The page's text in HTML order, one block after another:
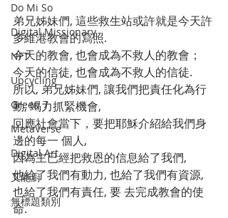
Do Mi So
Digital Missionary
NFT
Upcycling
Green 7
MetaVerse
Digital Art
叉能廚
無標題類別
弟兄姊妹們, 這些救生站或許就是今天許
多維港教會的寫照.
今天的教會, 也會成為不救人的教會；
今天的信徒, 也會成為不救人的信徒.
所以, 弟兄姊妹們, 讓我們把責任化為行
動, 竭力抓緊機會,
回應社會當下，要把耶穌介紹給我們身
邊的每一 個人,
因為主已經把救恩的信息給了我們,
他給了我們有動力, 也給了我們有資源,
也給了我們有責任, 要 去完成教會的使
命.